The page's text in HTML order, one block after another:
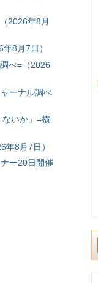
2026年8月
8月7日）
べ=（2026
ーナル調べ
いか」=横
8月7日）
ー20日開催